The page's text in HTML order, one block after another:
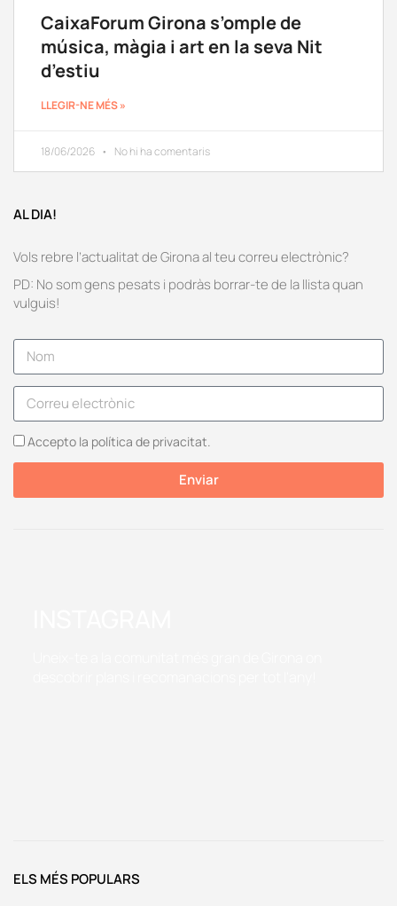
CaixaForum Girona s’omple de
música, màgia i art en la seva Nit
d’estiu
LLEGIR-NE MÉS »
18/06/2026 No hi ha comentaris
AL DIA!
Vols rebre l’actualitat de Girona al teu correu electrònic?
PD: No som gens pesats i podràs borrar-te de la llista quan
vulguis!
Accepto la política de privacitat.
Enviar
ELS MÉS POPULARS